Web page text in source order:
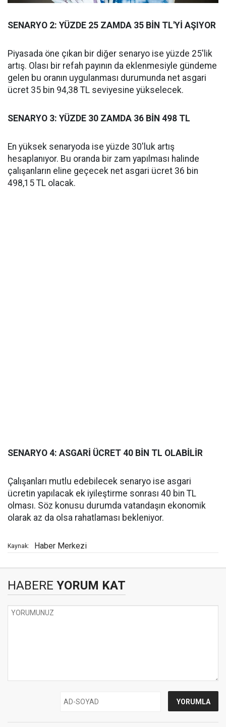
SENARYO 2: YÜZDE 25 ZAMDA 35 BİN TL'Yİ AŞIYOR
Piyasada öne çıkan bir diğer senaryo ise yüzde 25'lik
artış. Olası bir refah payının da eklenmesiyle gündeme
gelen bu oranın uygulanması durumunda net asgari
ücret 35 bin 94,38 TL seviyesine yükselecek.
SENARYO 3: YÜZDE 30 ZAMDA 36 BİN 498 TL
En yüksek senaryoda ise yüzde 30'luk artış
hesaplanıyor. Bu oranda bir zam yapılması halinde
çalışanların eline geçecek net asgari ücret 36 bin
498,15 TL olacak.
SENARYO 4: ASGARİ ÜCRET 40 BİN TL OLABİLİR
Çalışanları mutlu edebilecek senaryo ise asgari
ücretin yapılacak ek iyileştirme sonrası 40 bin TL
olması. Söz konusu durumda vatandaşın ekonomik
olarak az da olsa rahatlaması bekleniyor.
Kaynak: Haber Merkezi
HABERE YORUM KAT